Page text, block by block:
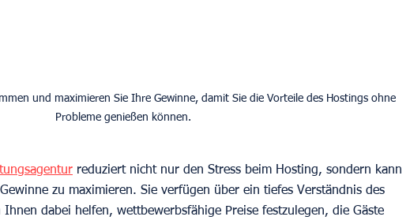
und maximieren Sie Ihre Gewinne, damit Sie die Vorteile des Hostings ohne
Probleme genießen können.
reduziert nicht nur den Stress beim Hosting, sondern kann
zu maximieren. Sie verfügen über ein tiefes Verständnis des
dabei helfen, wettbewerbsfähige Preise festzulegen, die Gäste